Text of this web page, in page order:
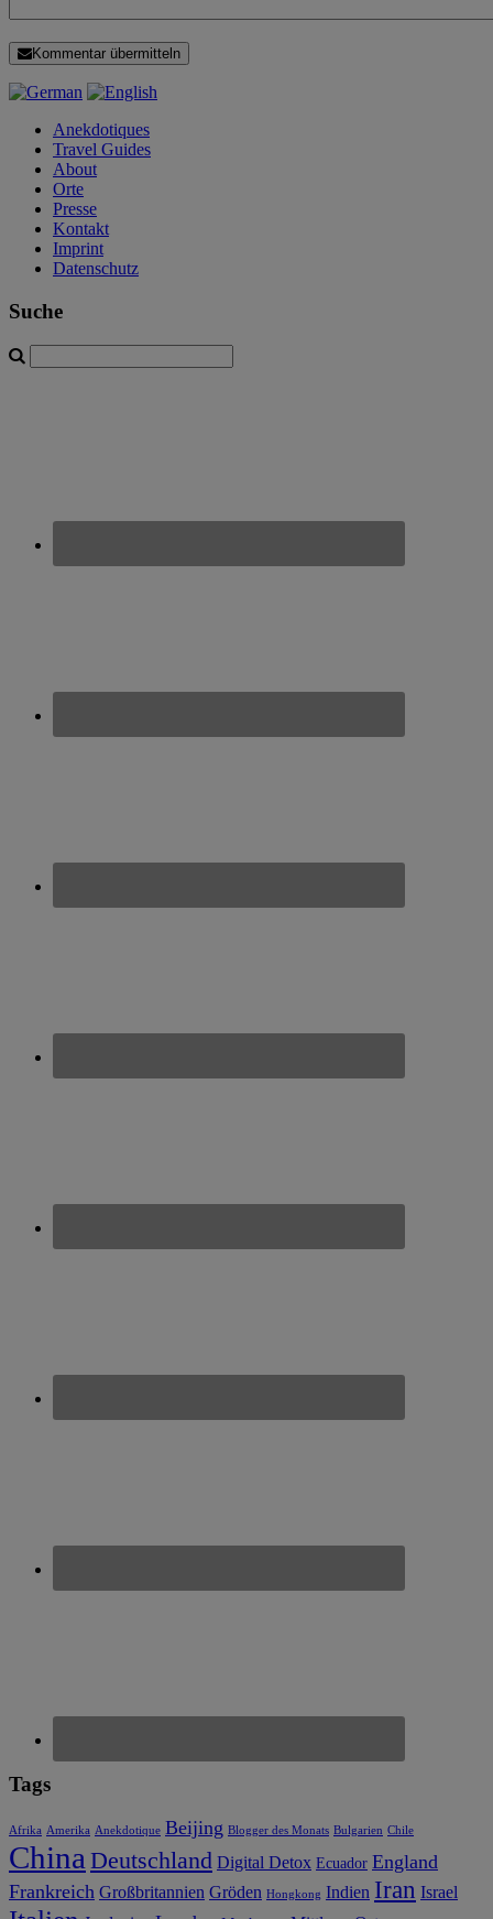
Kommentar übermitteln
Anekdotiques
Travel Guides
About
Orte
Presse
Kontakt
Imprint
Datenschutz
Suche
Tags
Afrika Amerika Anekdotique Beijing Blogger des Monats Bulgarien Chile
China Deutschland Digital Detox Ecuador England
Frankreich Großbritannien Gröden Hongkong Indien Iran Israel